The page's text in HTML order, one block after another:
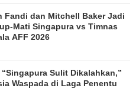
Fandi dan Mitchell Baker Jadi
Mati Singapura vs Timnas
AFF 2026
Sulit Dikalahkan,”
Waspada di Laga Penentu